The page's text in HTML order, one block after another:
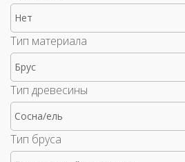
Нет
Тип материала
Брус
Тип древесины
Сосна/ель
Тип бруса